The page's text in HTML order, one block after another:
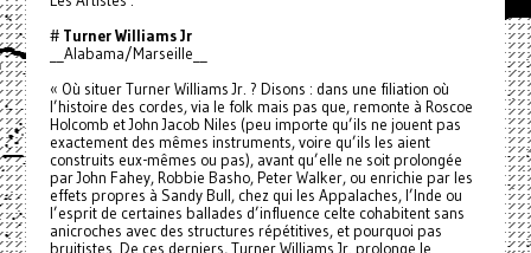
# Turner Williams Jr
__Alabama/Marseille__
« Où situer Turner Williams Jr. ? Disons : dans une filiation où
l’histoire des cordes, via le folk mais pas que, remonte à Roscoe
Holcomb et John Jacob Niles (peu importe qu’ils ne jouent pas
exactement des mêmes instruments, voire qu’ils les aient
construits eux-mêmes ou pas), avant qu’elle ne soit prolongée
par John Fahey, Robbie Basho, Peter Walker, ou enrichie par les
effets propres à Sandy Bull, chez qui les Appalaches, l’Inde ou
l’esprit de certaines ballades d’influence celte cohabitent sans
anicroches avec des structures répétitives, et pourquoi pas
bruitistes. De ces derniers, Turner Williams Jr. prolonge le